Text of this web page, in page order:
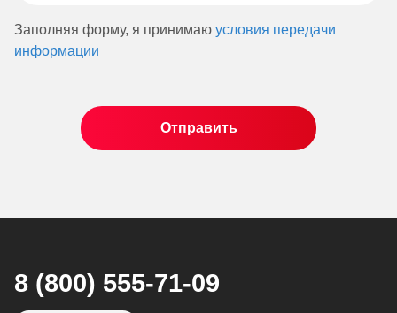
Заполняя форму, я принимаю условия передачи
информации
8 (800) 555-71-09